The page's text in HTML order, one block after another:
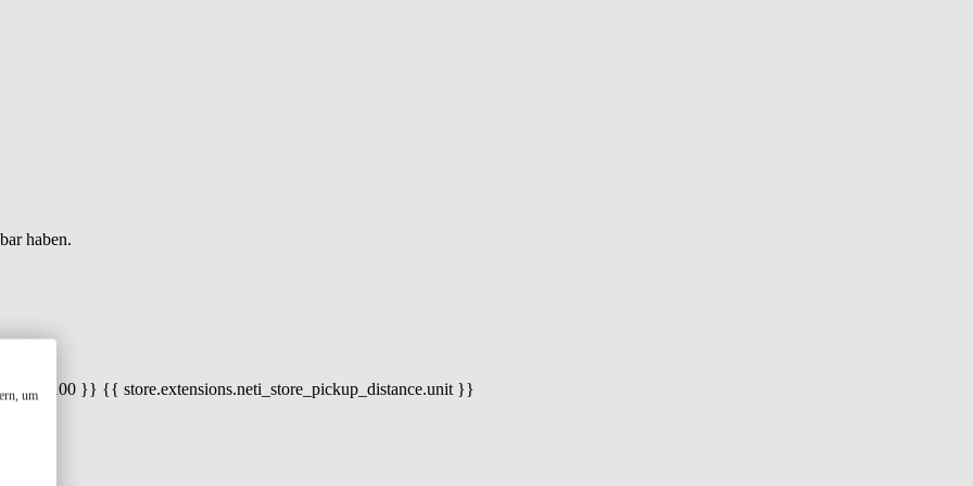
haben.
/ 100 }} {{ store.extensions.neti_store_pickup_distance.unit }}
um